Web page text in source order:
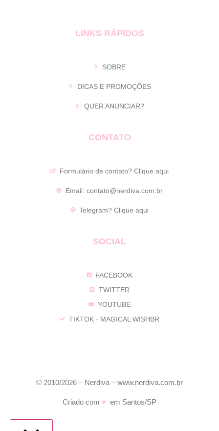
LINKS RÁPIDOS
SOBRE
DICAS E PROMOÇÕES
QUER ANUNCIAR?
CONTATO
Formulário de contato?Clique aqui
Email: contato@nerdiva.com.br
Telegram? Clique aqui
SOCIAL
FACEBOOK
TWITTER
YOUTUBE
TIKTOK - MAGICAL WISHBR
© 2010/2026 – Nerdiva – www.nerdiva.com.br
Criado com ♥ em Santos/SP